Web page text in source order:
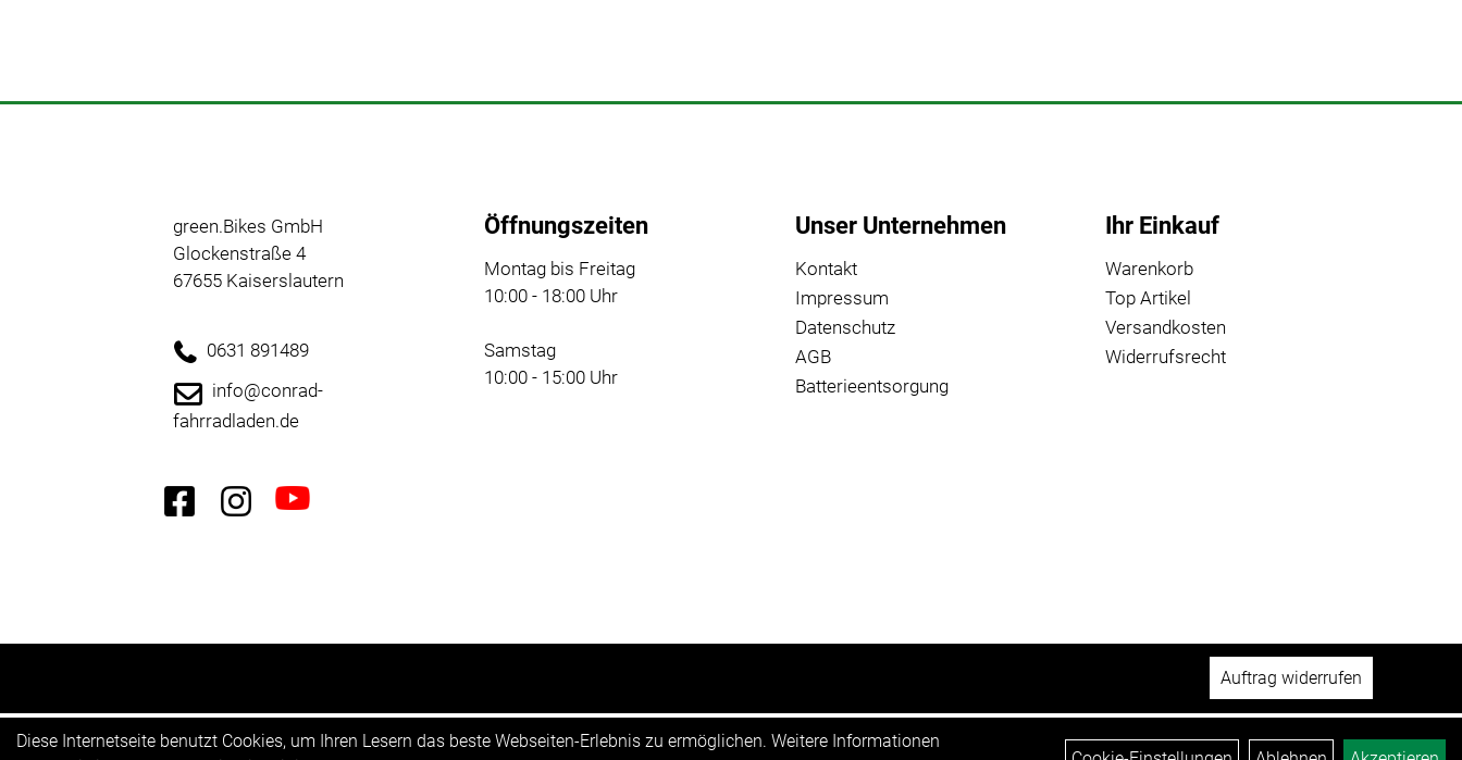
green.Bikes GmbH
Glockenstraße 4
67655 Kaiserslautern
0631 891489
info@conrad-
fahrradladen.de
Öffnungszeiten
Montag bis Freitag
10:00 - 18:00 Uhr
Samstag
10:00 - 15:00 Uhr
Unser Unternehmen
Kontakt
Impressum
Datenschutz
AGB
Batterieentsorgung
Ihr Einkauf
Warenkorb
Top Artikel
Versandkosten
Widerrufsrecht
Diese Internetseite benutzt Cookies, um Ihren Lesern das beste Webseiten-Erlebnis zu ermöglichen. Weitere Informationen
Auftrag widerrufen